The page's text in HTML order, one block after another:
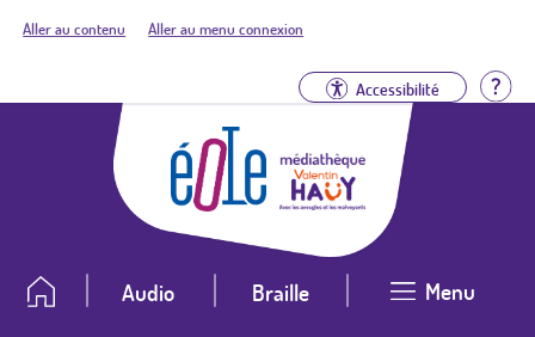
Aller au contenu Aller au menu connexion
Accessibilité
Audio Braille Menu